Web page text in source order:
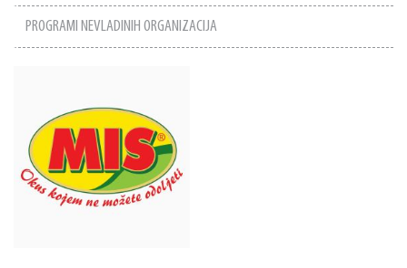
PROGRAMI NEVLADINIH ORGANIZACIJA